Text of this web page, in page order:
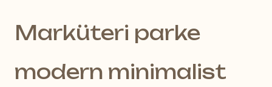
Marküteri parke
modern minimalist